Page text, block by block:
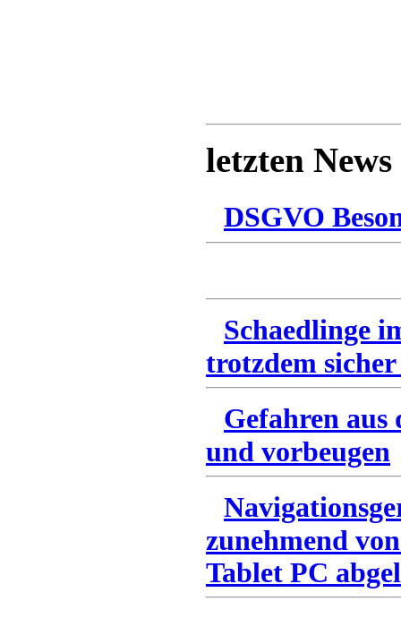
letzten News
DSGVO
Schaedlinge
trotzdem
Gefahren
und vorbeugen
zunehmend
Tablet PC